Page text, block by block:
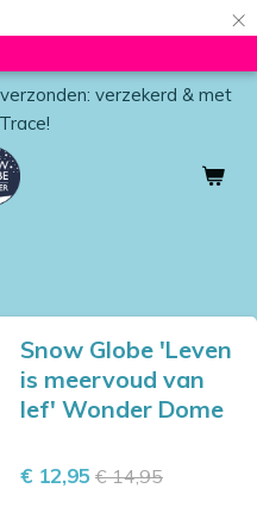
×
verzekerd & met
Snow Globe 'Leven
is meervoud van
lef' Wonder Dome
€ 12,95 € 14,95